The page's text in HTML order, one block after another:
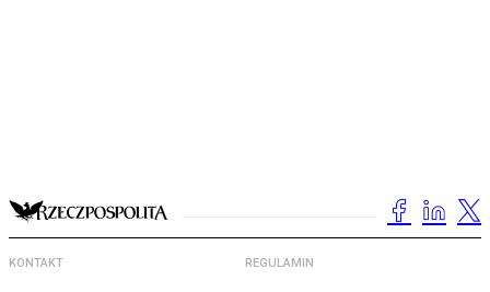
KONTAKT REGULAMIN